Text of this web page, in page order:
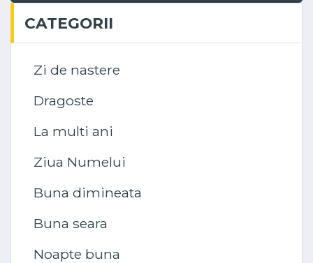
CATEGORII
Zi de nastere
Dragoste
La multi ani
Ziua Numelui
Buna dimineata
Buna seara
Noapte buna